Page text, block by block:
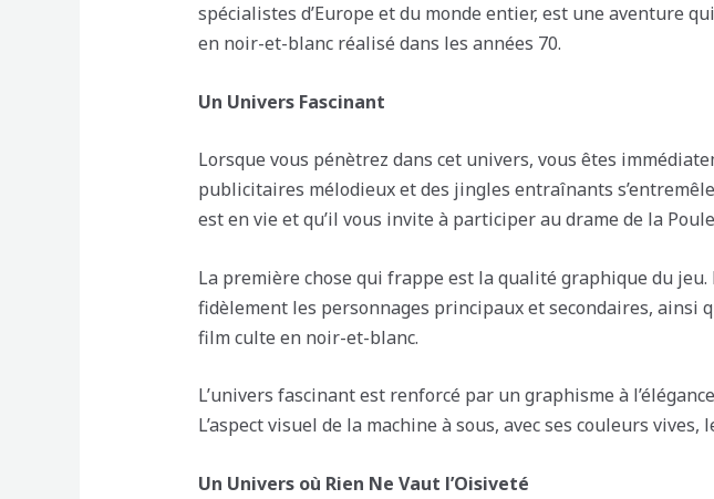
spécialistes d’Europe et du monde entier, est une aventure
en noir-et-blanc réalisé dans les années 70.
Un Univers Fascinant
Lorsque vous pénètrez dans cet univers, vous êtes
publicitaires mélodieux et des jingles entraînants
est en vie et qu’il vous invite à participer au drame de la Poule
La première chose qui frappe est la qualité graphique du
fidèlement les personnages principaux et secondaires, ainsi
film culte en noir-et-blanc.
L’univers fascinant est renforcé par un graphisme à
L’aspect visuel de la machine à sous, avec ses couleurs
Un Univers où Rien Ne Vaut l’Oisiveté